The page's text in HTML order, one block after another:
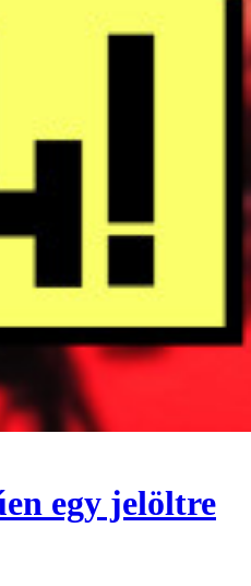
egy jelöltre